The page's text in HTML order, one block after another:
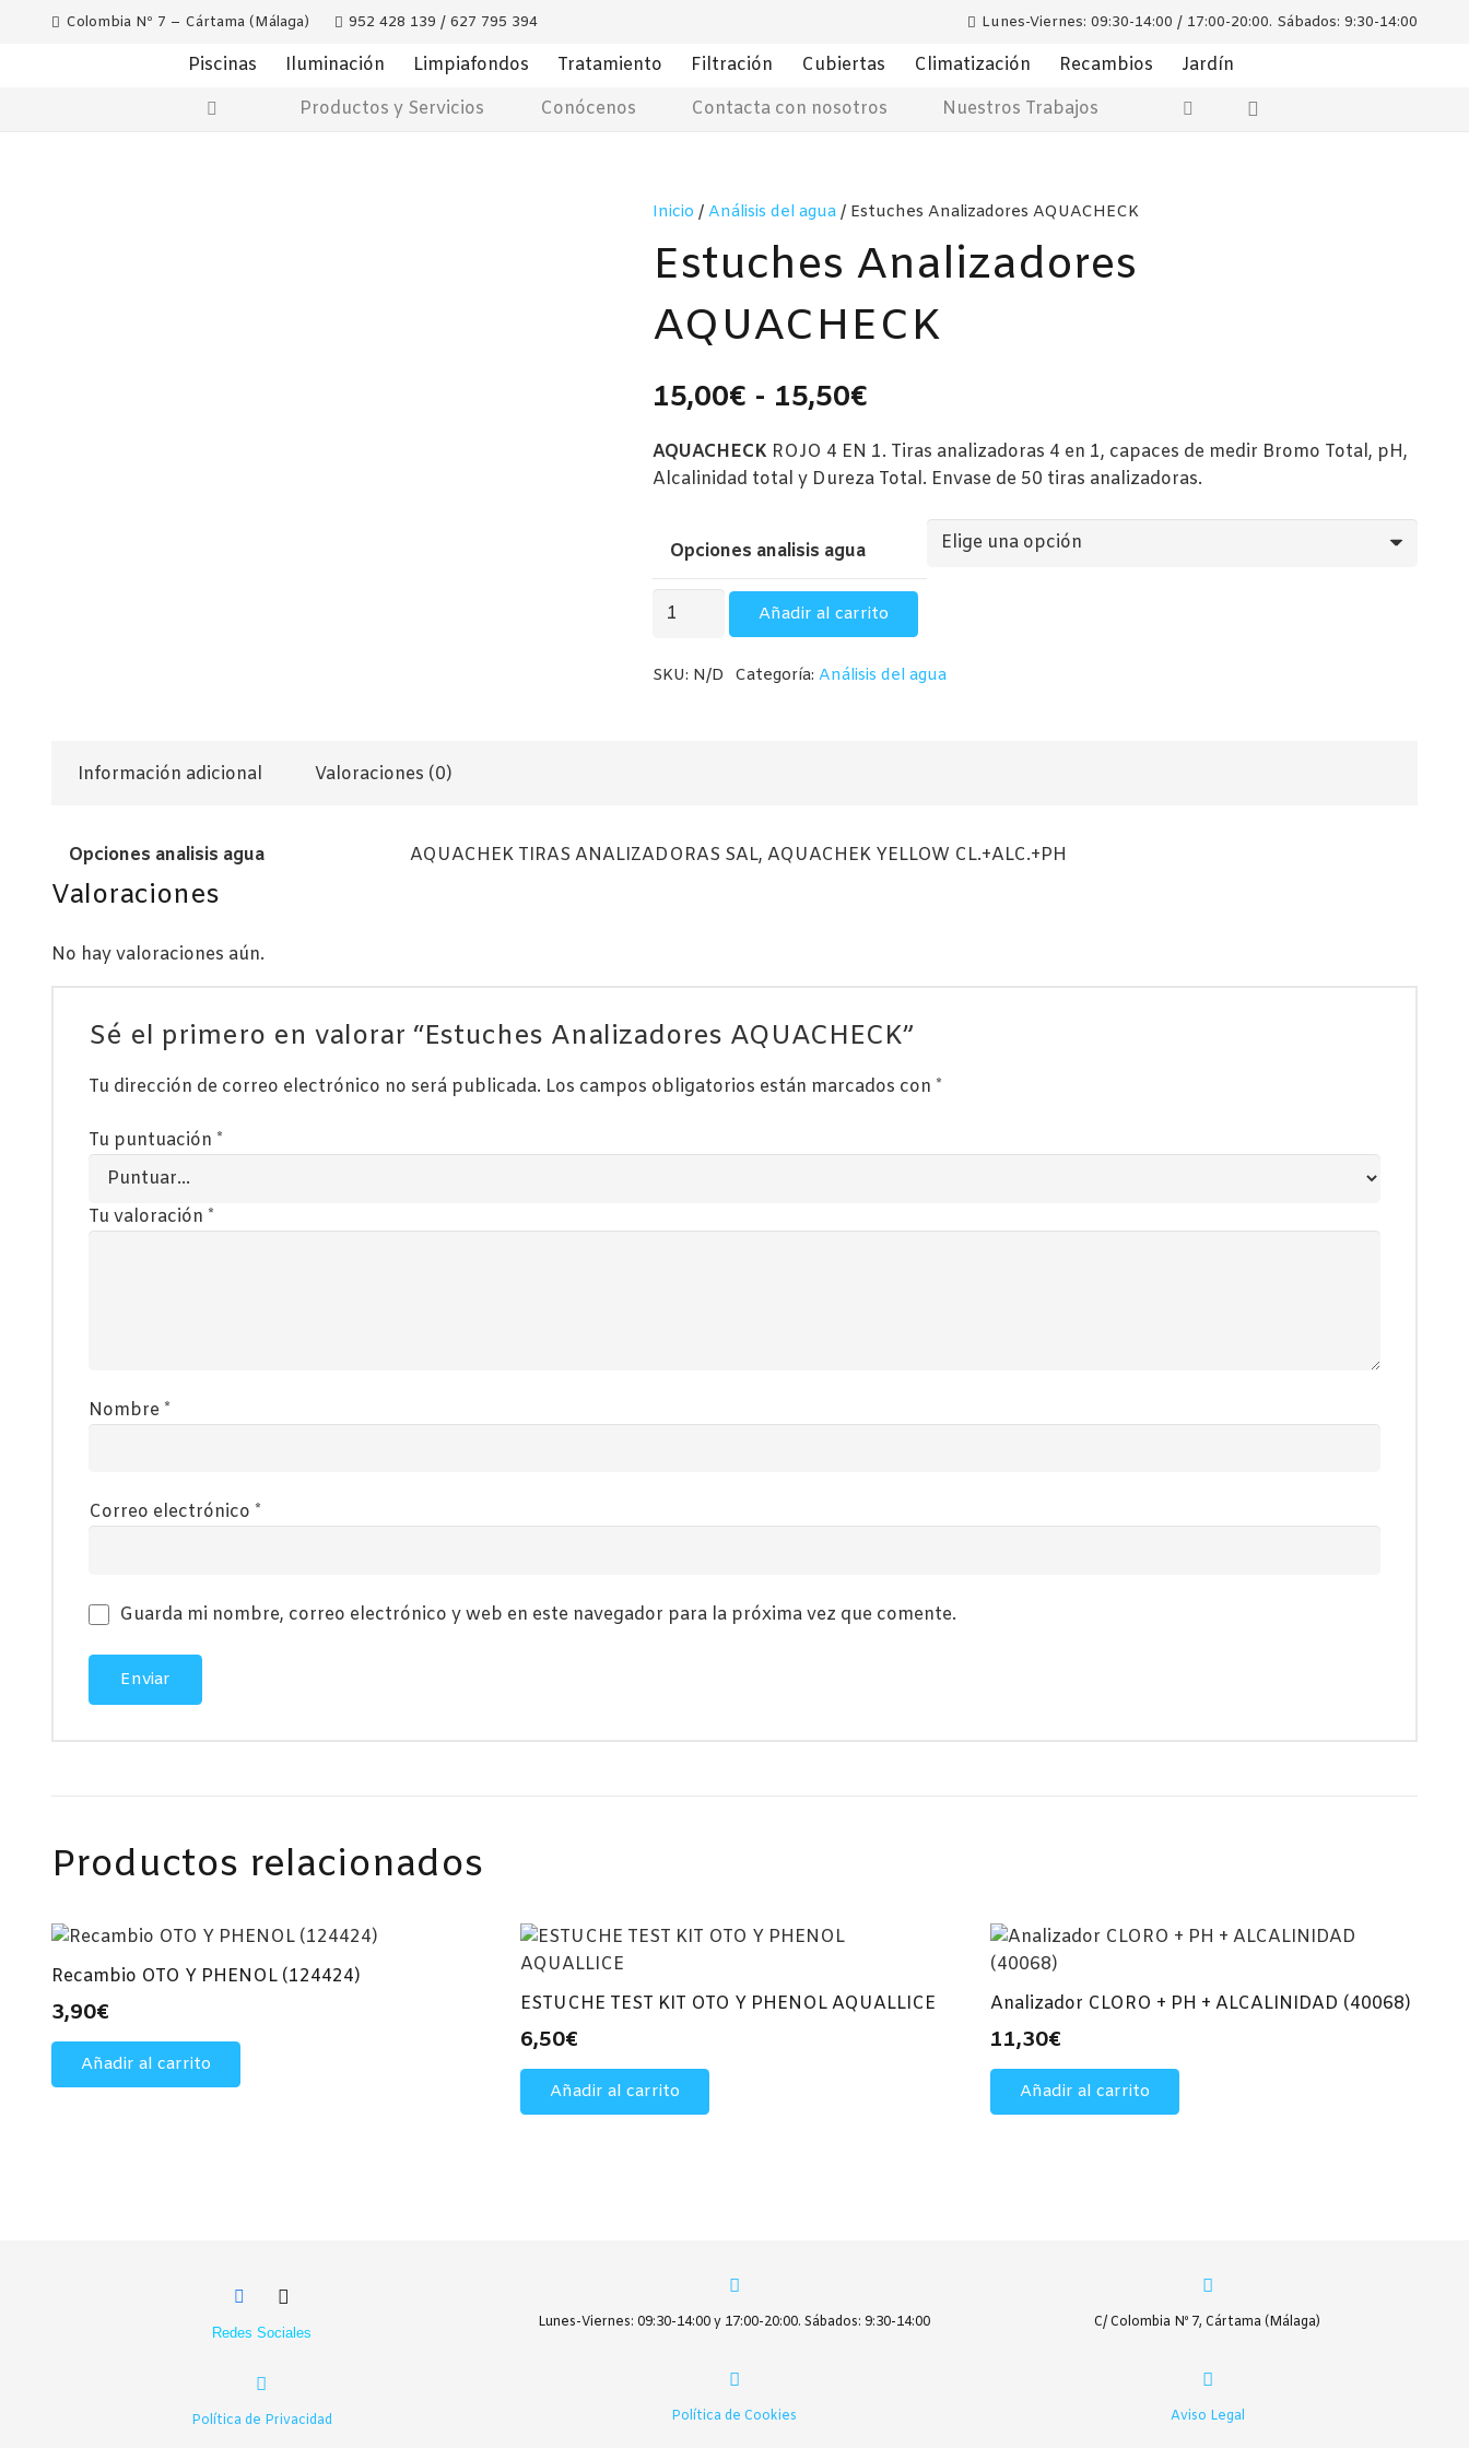
Colombia Nº 7 – Cártama (Málaga) 952 428 139 / 627 795 394 Lunes-Viernes: 09:30-14:00 / 17:00-20:00. Sábados: 9:30-14:00
Piscinas Iluminación Limpiafondos Tratamiento Filtración Cubiertas Climatización Recambios
Jardín
Productos y Servicios
Conócenos Contacta con nosotros Nuestros Trabajos
Inicio / Análisis del agua / Estuches Analizadores AQUACHECK
Estuches Analizadores
AQUACHECK
15,00€ - 15,50€
precios:
desde
15,50€
AQUACHECK ROJO 4 EN 1. Tiras analizadoras 4 en 1, capaces de medir Bromo Total, pH,
Alcalinidad total y Dureza Total. Envase de 50 tiras analizadoras.
Opciones analisis agua
Estuches
Analizadores
cantidad
Añadir al carrito
SKU: N/D Categoría: Análisis del agua
Información adicional Valoraciones (0)
Opciones analisis agua AQUACHEK TIRAS ANALIZADORAS SAL, AQUACHEK YELLOW CL.+ALC.+PH
Valoraciones
No hay valoraciones aún.
Sé el primero en valorar “Estuches Analizadores AQUACHECK”
Tu dirección de correo electrónico no será publicada. Los campos obligatorios están marcados con *
Tu puntuación *
Tu valoración *
Nombre *
Correo electrónico *
Guarda mi nombre, correo electrónico y web en este navegador para la próxima vez que comente.
Productos relacionados
Recambio OTO Y PHENOL (124424)
3,90€
Añadir al carrito
ESTUCHE TEST KIT OTO Y PHENOL AQUALLICE
6,50€
Añadir al carrito
Analizador CLORO + PH + ALCALINIDAD (40068)
11,30€
Añadir al carrito
Redes Sociales
Política de Privacidad
Lunes-Viernes: 09:30-14:00 y 17:00-20:00. Sábados: 9:30-14:00
Política de Cookies
C/ Colombia Nº 7, Cártama (Málaga)
Aviso Legal